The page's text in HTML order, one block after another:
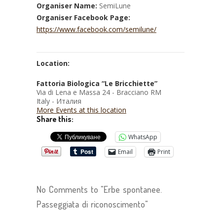
Organiser Name: SemiLune
Organiser Facebook Page:
https://www.facebook.com/semilune/
Location:
Fattoria Biologica “Le Bricchiette”
Via di Lena e Massa 24 - Bracciano RM
Italy - Италия
More Events at this location
Share this:
WhatsApp
Email
Print
No Comments to "Erbe spontanee.
Passeggiata di riconoscimento"